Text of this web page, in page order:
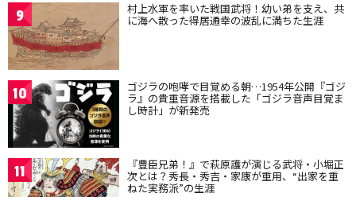
9 村上水軍を率いた戦国武将！幼い弟を支え、共
に海へ散った得居通幸の波乱に満ちた生涯
10 ゴジラの咆哮で目覚める朝…1954年公開『ゴジ
ラ』の貴重音源を搭載した「ゴジラ音声目覚ま
し時計」が新発売
11 『豊臣兄弟！』で萩原護が演じる武将・小堀正
次とは？秀長・秀吉・家康が重用、“出家を重
ねた実務派”の生涯